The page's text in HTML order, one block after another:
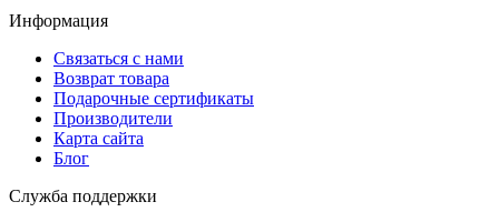
Информация
Связаться с нами
Возврат товара
Подарочные сертификаты
Производители
Карта сайта
Блог
Служба поддержки